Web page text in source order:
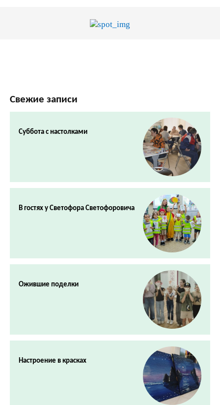
Свежие записи
Суббота с настолками
В гостях у Светофора Светофоровича
Ожившие поделки
Настроение в красках